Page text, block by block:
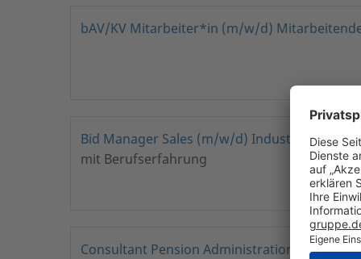
bAV/KV Mitarbeiter*in (m/w/d)
Bid Manager Sales (m/w/d)
mit Berufserfahrung
Consultant Pension Administration